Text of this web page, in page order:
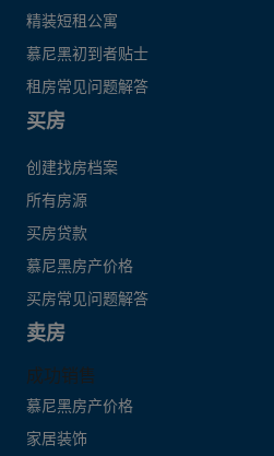
精装短租公寓
慕尼黑初到者贴士
租房常见问题解答
买房
创建找房档案
所有房源
买房贷款
慕尼黑房产价格
买房常见问题解答
卖房
成功销售
慕尼黑房产价格
家居装饰